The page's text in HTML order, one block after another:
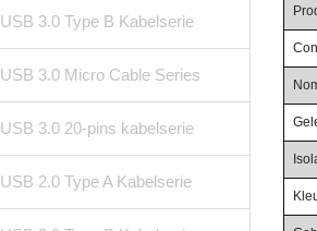
USB 3.0 Type B Kabelserie
USB 3.0 Micro Cable Series
USB 3.0 20-pins kabelserie
USB 2.0 Type A Kabelserie